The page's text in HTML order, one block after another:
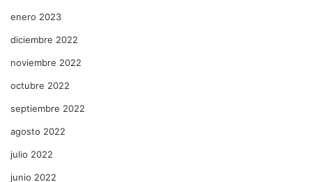
enero 2023
diciembre 2022
noviembre 2022
octubre 2022
septiembre 2022
agosto 2022
julio 2022
junio 2022